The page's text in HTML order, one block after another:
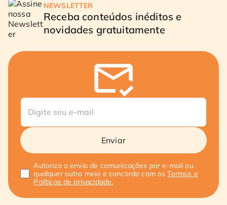
NEWSLETTER
Receba conteúdos inéditos e
novidades gratuitamente
Enviar
Autorizo o envio de comunicações por e-mail ou
qualquer outro meio e concordo com osTermos e
Políticas de privacidade.